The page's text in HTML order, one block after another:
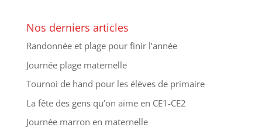
Nos derniers articles
Randonnée et plage pour finir l’année
Journée plage maternelle
Tournoi de hand pour les élèves de primaire
La fête des gens qu’on aime en CE1-CE2
Journée marron en maternelle